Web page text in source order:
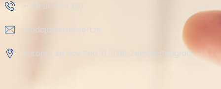
+ 381 18 41 51 230
prodaja@steelsoft.rs
Autoput za Novi Sad 71 11080, Zemun-Beograd